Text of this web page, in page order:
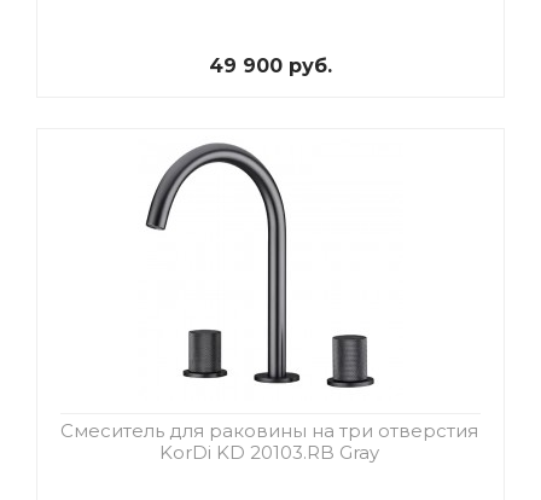
49 900 руб.
Смеситель для раковины на три отверстия
KorDi KD 20103.RB Gray